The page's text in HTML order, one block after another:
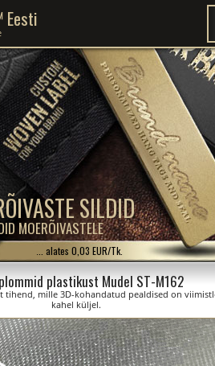
SILDID
MOERÕIVASTELE
Eesti
... alates 0,03 EUR/Tk.
plastikust Mudel ST-M162
tihend, mille 3D-kohandatud pealdised on
kahel küljel.